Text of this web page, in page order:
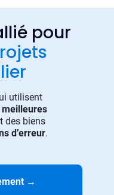
pour
utilisent
meilleures
des biens
d’erreur.
→